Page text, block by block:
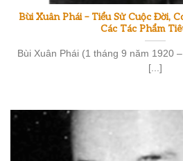
Bùi Xuân Phái – Tiểu Sử Cuộc Đời,
Các Tác Phẩm
Bùi Xuân Phái (1 tháng 9 năm 1920
[...]